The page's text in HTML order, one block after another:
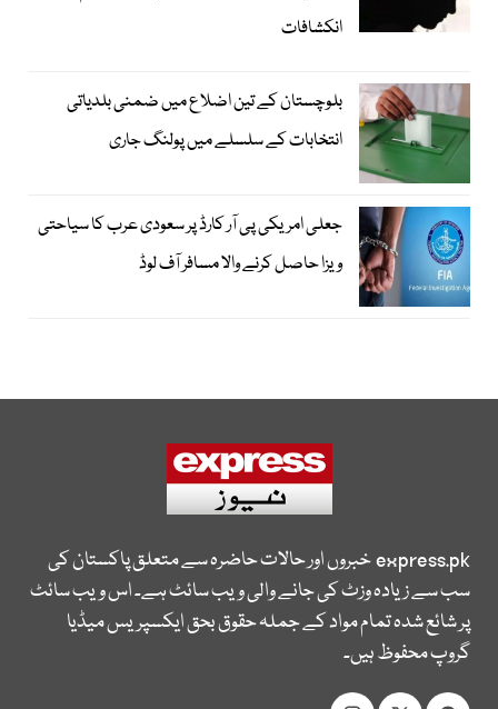
انکشافات
بلوچستان کے تین اضلاع میں ضمنی بلدیاتی
انتخابات کے سلسلے میں پولنگ جاری
جعلی امریکی پی آر کارڈ پر سعودی عرب کا سیاحتی
ویزا حاصل کرنے والا مسافر آف لوڈ
express.pkخبروں اور حالات حاضرہ سے متعلق پاکستان کی
سب سے زیادہ وزٹ کی جانے والی ویب سائٹ ہے۔ اس ویب سائٹ
پر شائع شدہ تمام مواد کے جملہ حقوق بحق ایکسپریس میڈیا
گروپ محفوظ ہیں۔